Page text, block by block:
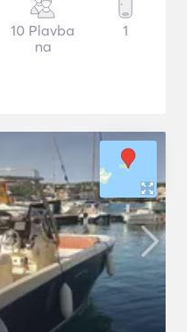
10 Plavba
na
1